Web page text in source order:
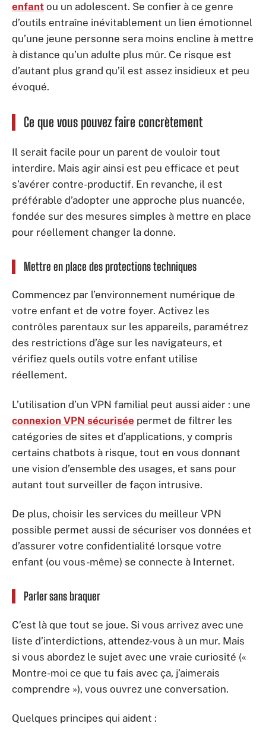
enfant ou un adolescent. Se confier à ce genre
d’outils entraîne inévitablement un lien émotionnel
qu’une jeune personne sera moins encline à mettre
à distance qu’un adulte plus mûr. Ce risque est
d’autant plus grand qu’il est assez insidieux et peu
évoqué.
Ce que vous pouvez faire concrètement
Il serait facile pour un parent de vouloir tout
interdire. Mais agir ainsi est peu efficace et peut
s’avérer contre-productif. En revanche, il est
préférable d’adopter une approche plus nuancée,
fondée sur des mesures simples à mettre en place
pour réellement changer la donne.
Mettre en place des protections techniques
Commencez par l’environnement numérique de
votre enfant et de votre foyer. Activez les
contrôles parentaux sur les appareils, paramétrez
des restrictions d’âge sur les navigateurs, et
vérifiez quels outils votre enfant utilise
réellement.
L’utilisation d’un VPN familial peut aussi aider : une
connexion VPN sécurisée permet de filtrer les
catégories de sites et d’applications, y compris
certains chatbots à risque, tout en vous donnant
une vision d’ensemble des usages, et sans pour
autant tout surveiller de façon intrusive.
De plus, choisir les services du meilleur VPN
possible permet aussi de sécuriser vos données et
d’assurer votre confidentialité lorsque votre
enfant (ou vous-même) se connecte à Internet.
Parler sans braquer
C’est là que tout se joue. Si vous arrivez avec une
liste d’interdictions, attendez-vous à un mur. Mais
si vous abordez le sujet avec une vraie curiosité («
Montre-moi ce que tu fais avec ça, j’aimerais
comprendre »), vous ouvrez une conversation.
Quelques principes qui aident :